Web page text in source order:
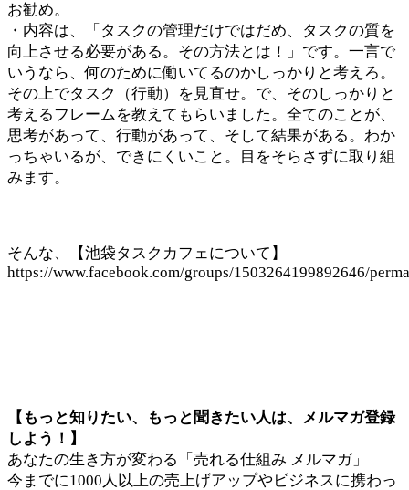
お勧め。
・内容は、「タスクの管理だけではだめ、タスクの質を
向上させる必要がある。その方法とは！」です。一言で
いうなら、何のために働いてるのかしっかりと考えろ。
その上でタスク（行動）を見直せ。で、そのしっかりと
考えるフレームを教えてもらいました。全てのことが、
思考があって、行動があって、そして結果がある。わか
っちゃいるが、できにくいこと。目をそらさずに取り組
みます。
そんな、【池袋タスクカフェについて】
https://www.facebook.com/groups/1503264199892646/
【もっと知りたい、もっと聞きたい人は、メルマガ登録
しよう！】
あなたの生き方が変わる「売れる仕組み メルマガ」
今までに1000人以上の売上げアップやビジネスに携わっ